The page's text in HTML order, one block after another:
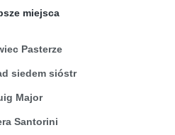
miejsca
Pasterze
siedem sióstr
Major
Santorini